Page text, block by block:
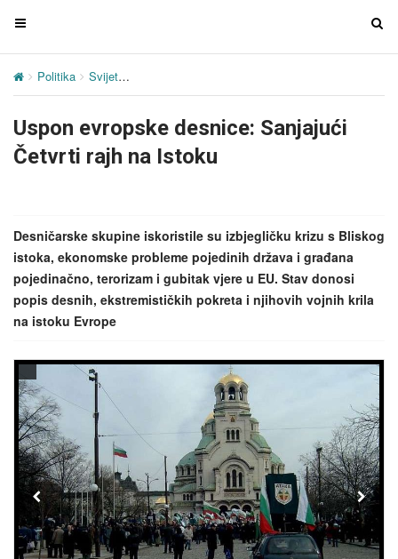
T
g
e
n
g
a
t
i
o
T
g
i
Politika Svijet
Uspon evropske desnice: Sanjajući
Četvrti rajh na Istoku
Desničarske skupine iskoristile su izbjegličku krizu s Bliskog
istoka, ekonomske probleme pojedinih država i građana
pojedinačno, terorizam i gubitak vjere u EU. Stav donosi
popis desnih, ekstremističkih pokreta i njihovih vojnih krila
na istoku Evrope